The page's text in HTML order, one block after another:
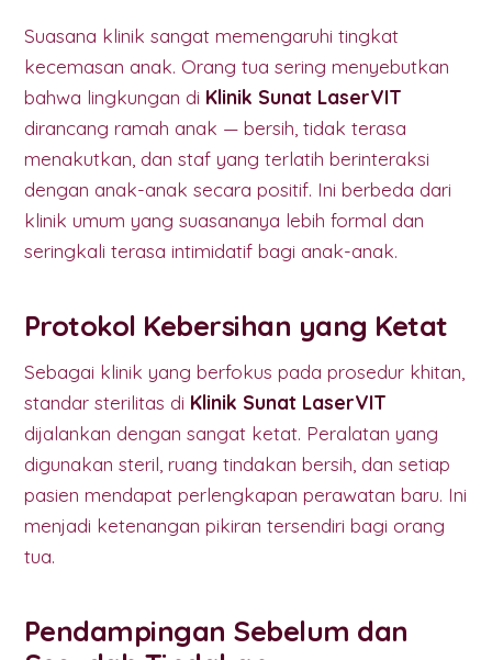
Suasana klinik sangat memengaruhi tingkat
kecemasan anak. Orang tua sering menyebutkan
bahwa lingkungan di Klinik Sunat LaserVIT
dirancang ramah anak — bersih, tidak terasa
menakutkan, dan staf yang terlatih berinteraksi
dengan anak-anak secara positif. Ini berbeda dari
klinik umum yang suasananya lebih formal dan
seringkali terasa intimidatif bagi anak-anak.
Protokol Kebersihan yang Ketat
Sebagai klinik yang berfokus pada prosedur khitan,
standar sterilitas di Klinik Sunat LaserVIT
dijalankan dengan sangat ketat. Peralatan yang
digunakan steril, ruang tindakan bersih, dan setiap
pasien mendapat perlengkapan perawatan baru. Ini
menjadi ketenangan pikiran tersendiri bagi orang
tua.
Pendampingan Sebelum dan